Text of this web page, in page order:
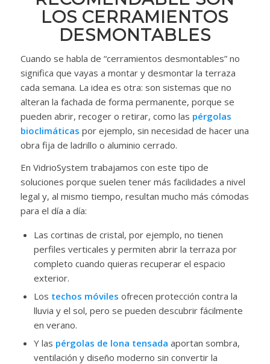
LOS CERRAMIENTOS
DESMONTABLES
Cuando se habla de “cerramientos desmontables” no
significa que vayas a montar y desmontar la terraza
cada semana. La idea es otra: son sistemas que no
alteran la fachada de forma permanente, porque se
pueden abrir, recoger o retirar, como las pérgolas
bioclimáticas por ejemplo, sin necesidad de hacer una
obra fija de ladrillo o aluminio cerrado.
En VidrioSystem trabajamos con este tipo de
soluciones porque suelen tener más facilidades a nivel
legal y, al mismo tiempo, resultan mucho más cómodas
para el día a día:
Las cortinas de cristal, por ejemplo, no tienen
perfiles verticales y permiten abrir la terraza por
completo cuando quieras recuperar el espacio
exterior.
Los techos móviles ofrecen protección contra la
lluvia y el sol, pero se pueden descubrir fácilmente
en verano.
Y las pérgolas de lona tensada aportan sombra,
ventilación y diseño moderno sin convertir la